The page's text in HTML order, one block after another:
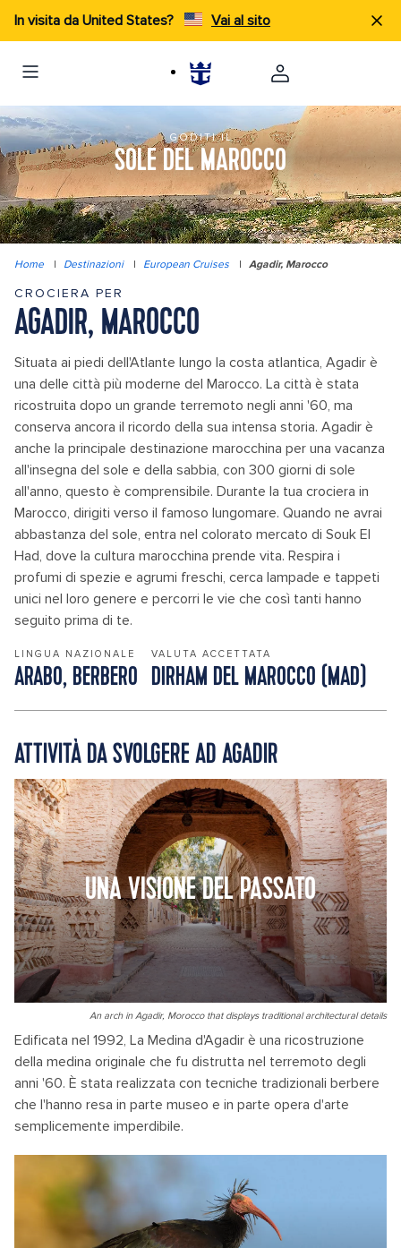
In visita da United States? Vai al sito
GODITI IL
SOLE DEL MAROCCO
Home | Destinazioni | European Cruises | Agadir, Marocco
CROCIERA PER
AGADIR, MAROCCO
Situata ai piedi dell'Atlante lungo la costa atlantica, Agadir è
una delle città più moderne del Marocco. La città è stata
ricostruita dopo un grande terremoto negli anni '60, ma
conserva ancora il ricordo della sua intensa storia. Agadir è
anche la principale destinazione marocchina per una vacanza
all'insegna del sole e della sabbia, con 300 giorni di sole
all'anno, questo è comprensibile. Durante la tua crociera in
Marocco, dirigiti verso il famoso lungomare. Quando ne avrai
abbastanza del sole, entra nel colorato mercato di Souk El
Had, dove la cultura marocchina prende vita. Respira i
profumi di spezie e agrumi freschi, cerca lampade e tappeti
unici nel loro genere e percorri le vie che così tanti hanno
seguito prima di te.
LINGUA NAZIONALE
ARABO, BERBERO
VALUTA ACCETTATA
DIRHAM DEL MAROCCO (MAD)
ATTIVITÀ DA SVOLGERE AD AGADIR
UNA VISIONE DEL PASSATO
An arch in Agadir, Morocco that displays traditional architectural details
Edificata nel 1992, La Medina d'Agadir è una ricostruzione
della medina originale che fu distrutta nel terremoto degli
anni '60. È stata realizzata con tecniche tradizionali berbere
che l'hanno resa in parte museo e in parte opera d'arte
semplicemente imperdibile.